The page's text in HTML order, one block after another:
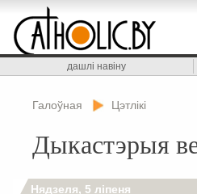
дашлі навіну
Галоўная Цэтлікі
Дыкастэрыя
Нядзеля, 5 ліпеня